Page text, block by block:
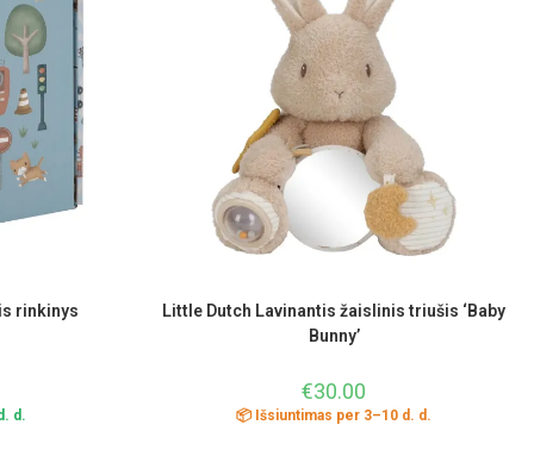
rinkinys
d.
Little Dutch Lavinantis žaislinis triušis ‘Baby
Bunny’
€30.00
📦 Išsiuntimas per 3–10 d. d.